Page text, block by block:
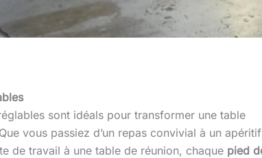
sont idéals pour transformer une table
vous passiez d’un repas convivial à un apéritif
de travail à une table de réunion, chaque pied